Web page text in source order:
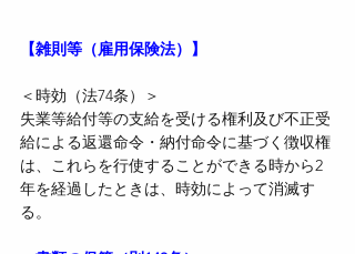
【雑則等（雇用保険法）】
＜時効（法74条）＞
失業等給付等の支給を受ける権利及び不正受
給による返還命令・納付命令に基づく徴収権
は、これらを行使することができる時から2
年を経過したときは、時効によって消滅す
る。